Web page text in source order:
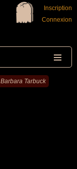
Inscription
Connexion
Barbara Tarbuck